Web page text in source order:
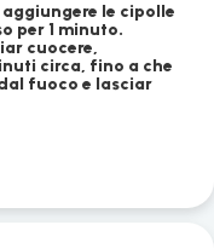
aggiungere le cipolle
per 1 minuto.
cuocere,
circa, fino a che
fuoco e lasciar